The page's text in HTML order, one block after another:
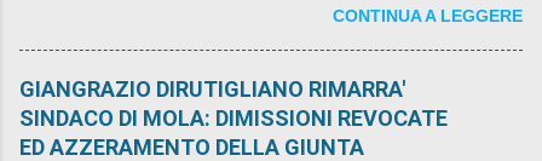
CONTINUA A LEGGERE
GIANGRAZIO DIRUTIGLIANO RIMARRA'
SINDACO DI MOLA: DIMISSIONI REVOCATE
ED AZZERAMENTO DELLA GIUNTA